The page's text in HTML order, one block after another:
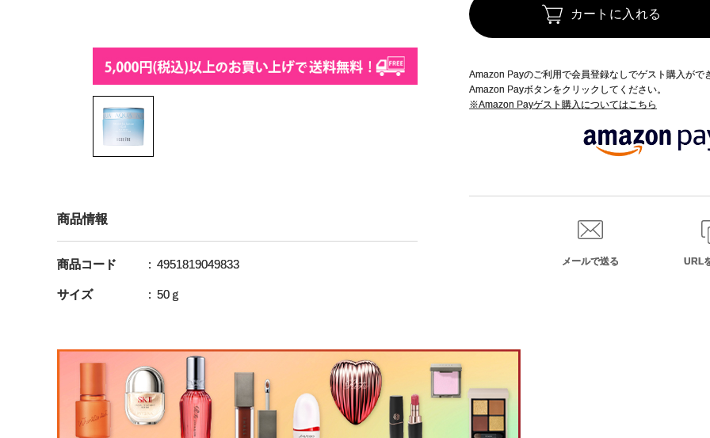
カートに入れる
Amazon Payのご利用で会員登録なしでゲスト購入がで
Amazon Payボタンをクリックしてください。
※Amazon Payゲスト購入についてはこちら
メールで送る URL
商品情報
商品コード 4951819049833
サイズ 50ｇ